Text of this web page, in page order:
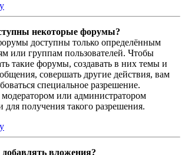
некоторые форумы?
доступны только определённым
или группам пользователей. Чтобы
такие форумы, создавать в них темы и
совершать другие действия, вам
специальное разрешение.
или администратором
для получения такого разрешения.
вложения?